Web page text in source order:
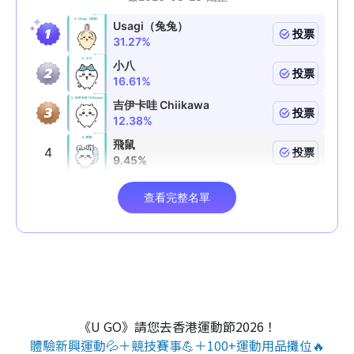
《U GO》請您去香港運動節2026！
體驗新興運動💦＋競技賽事💪＋100+運動用品攤位🔥